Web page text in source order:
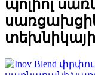
պոլիոլ